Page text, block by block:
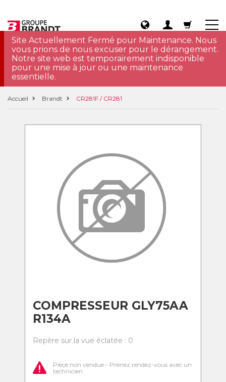
Site Actuellement Fermé pour Maintenance. Nous
vous prions de nous excuser pour le dérangement.
Notre site web est temporairement indisponible
pour une mise à jour ou une maintenance
essentielle.
Accueil Brandt CR281F / CR281
COMPRESSEUR GLY75AA
R134A
Repère sur la vue éclatée : 0
Pièce non vendue - Prenez rendez-vous avec un
technicien